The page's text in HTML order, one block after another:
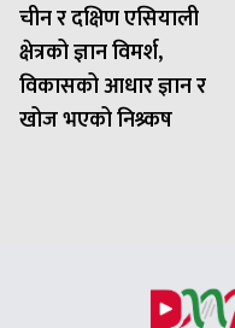
चीन र दक्षिण एसियाली
क्षेत्रको ज्ञान विमर्श,
विकासको आधार ज्ञान र
खोज भएको निश्र्कष